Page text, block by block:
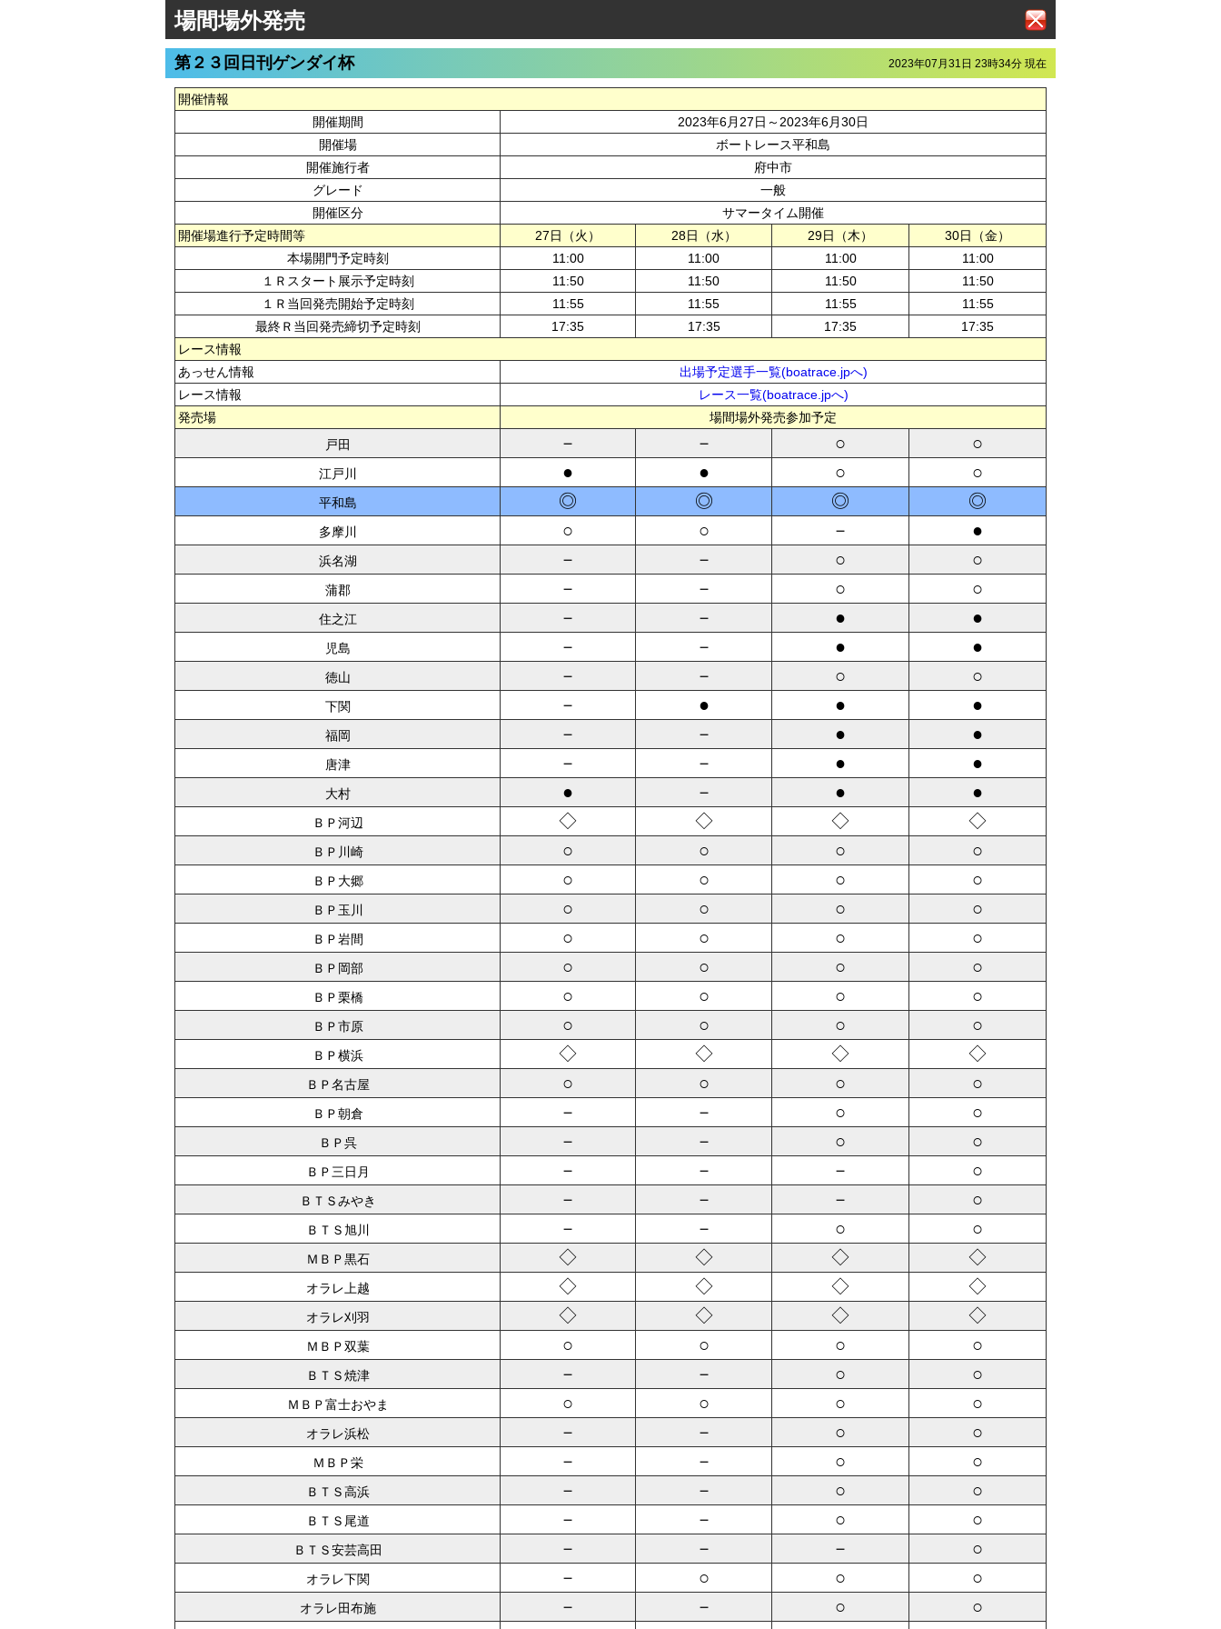
場間場外発売
2023年07月31日 23時34分 現在
第２３回日刊ゲンダイ杯
開催情報
開催期間
2023年6月27日～2023年6月30日
開催場
ボートレース平和島
開催施行者
府中市
グレード
一般
開催区分
サマータイム開催
開催場進行予定時間等
27日（火） 28日（水） 29日（木）
30日（金）
本場開門予定時刻
11:00 11:00 11:00
11:00
１Ｒスタート展示予定時刻
11:50 11:50 11:50
11:50
１Ｒ当回発売開始予定時刻
11:55 11:55 11:55
11:55
最終Ｒ当回発売締切予定時刻
17:35 17:35 17:35
17:35
レース情報
あっせん情報
出場予定選手一覧(boatrace.jpへ)
レース情報
レース一覧(boatrace.jpへ)
発売場
場間場外発売参加予定
戸田
－ － ○ ○
江戸川 ● ● ○ ○
平和島 ◎ ◎ ◎ ◎
多摩川 ○ ○ － ●
浜名湖 － － ○ ○
蒲郡 － － ○ ○
住之江 － － ● ●
児島 － － ● ●
徳山 － － ○ ○
下関 － ● ● ●
福岡 － － ● ●
唐津 － － ● ●
大村 ● － ● ●
ＢＰ河辺 ◇ ◇ ◇ ◇
ＢＰ川崎 ○ ○ ○ ○
ＢＰ大郷 ○ ○ ○ ○
ＢＰ玉川 ○ ○ ○ ○
ＢＰ岩間 ○ ○ ○ ○
ＢＰ岡部 ○ ○ ○ ○
ＢＰ栗橋 ○ ○ ○ ○
ＢＰ市原 ○ ○ ○ ○
ＢＰ横浜 ◇ ◇ ◇ ◇
ＢＰ名古屋 ○ ○ ○ ○
ＢＰ朝倉 － － ○ ○
ＢＰ呉 － － ○ ○
ＢＰ三日月 － － － ○
ＢＴＳみやき － － － ○
ＢＴＳ旭川 － － ○ ○
ＭＢＰ黒石 ◇ ◇ ◇ ◇
オラレ上越 ◇ ◇ ◇ ◇
オラレ刈羽 ◇ ◇ ◇ ◇
ＭＢＰ双葉 ○ ○ ○ ○
ＢＴＳ焼津 － － ○ ○
ＭＢＰ富士おやま ○ ○ ○ ○
オラレ浜松 － － ○ ○
ＭＢＰ栄 － － ○ ○
ＢＴＳ高浜 － － ○ ○
ＢＴＳ尾道 － － ○ ○
ＢＴＳ安芸高田 － － － ○
オラレ下関 － ○ ○ ○
オラレ田布施 － － ○
○